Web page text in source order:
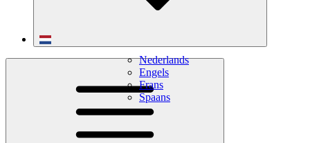
Nederlands
Engels
Frans
Spaans